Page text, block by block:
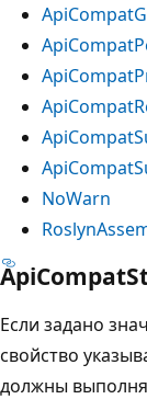
NoWarn
Если задано
свойство
должны